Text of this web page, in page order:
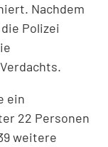
Nachdem
Polizei
ein
22 Personen
weitere